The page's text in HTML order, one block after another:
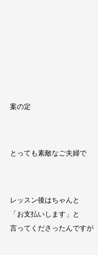
案の定
とっても素敵なご夫婦で
レッスン後はちゃんと
「お支払いします」と
言ってくださったんですが